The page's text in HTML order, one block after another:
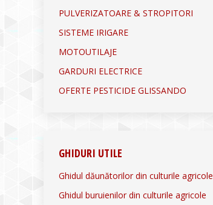
PULVERIZATOARE & STROPITORI
SISTEME IRIGARE
MOTOUTILAJE
GARDURI ELECTRICE
OFERTE PESTICIDE GLISSANDO
GHIDURI UTILE
Ghidul dăunătorilor din culturile agricole
Ghidul buruienilor din culturile agricole